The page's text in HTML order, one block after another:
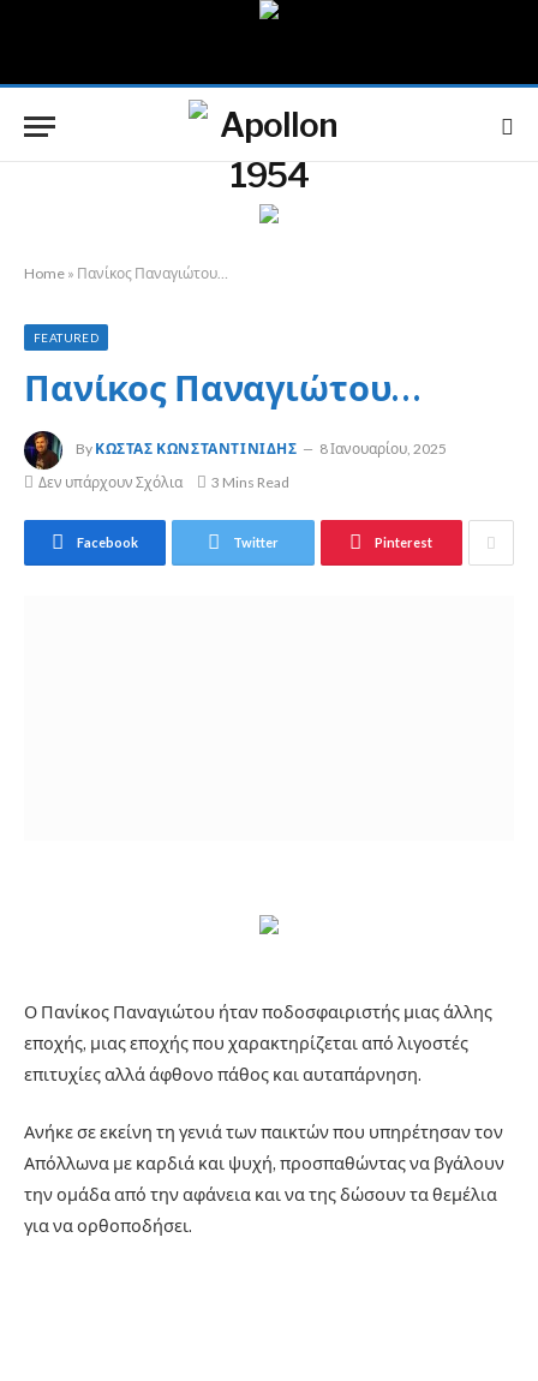
Home » Πανίκος Παναγιώτου…
FEATURED
Πανίκος Παναγιώτου…
By ΚΏΣΤΑΣ ΚΩΝΣΤΑΝΤΙΝΊΔΗΣ
8 Ιανουαρίου, 2025
Δεν υπάρχουν Σχόλια
3 Mins Read
Facebook Twitter Pinterest
Ο Πανίκος Παναγιώτου ήταν ποδοσφαιριστής μιας άλλης
εποχής, μιας εποχής που χαρακτηρίζεται από λιγοστές
επιτυχίες αλλά άφθονο πάθος και αυταπάρνηση.
Ανήκε σε εκείνη τη γενιά των παικτών που υπηρέτησαν τον
Απόλλωνα με καρδιά και ψυχή, προσπαθώντας να βγάλουν
την ομάδα από την αφάνεια και να της δώσουν τα θεμέλια
για να ορθοποδήσει.